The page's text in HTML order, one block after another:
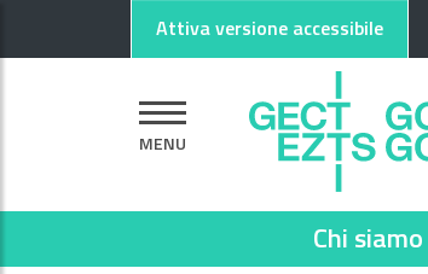
Attiva versione accessibile
MENU
Chi siamo